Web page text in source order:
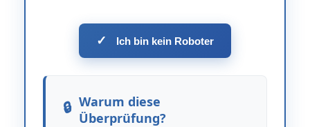
✓ Ich bin kein Roboter
Warum diese
Überprüfung?